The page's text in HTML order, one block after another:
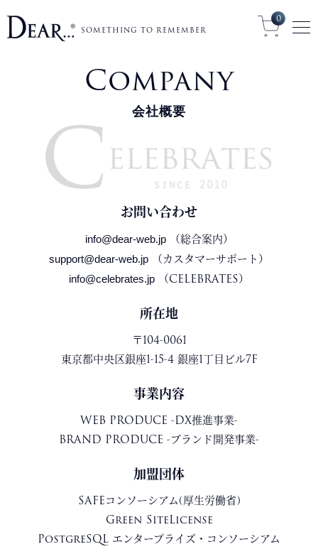
SOMETHING TO REMEMBER
0
Company
会社概要
お問い合わせ
info@dear-web.jp（総合案内）
support@dear-web.jp （カスタマーサポート）
info@celebrates.jp （CELEBRATES）
所在地
〒104-0061
東京都中央区銀座1-15-4 銀座1丁目ビル7F
事業内容
WEB PRODUCE -DX推進事業-
BRAND PRODUCE -ブランド開発事業-
加盟団体
SAFEコンソーシアム(厚生労働省)
Green SiteLicense
PostgreSQL エンタープライズ・コンソーシアム